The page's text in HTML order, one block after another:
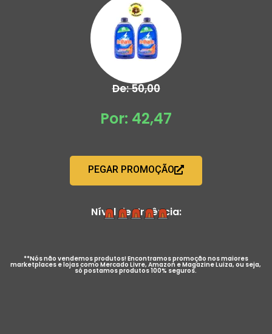
De: 50,00
Por: 42,47
PEGAR PROMOÇÃO
Nível de Urgência:
**Nós não vendemos produtos! Encontramos promoção nos maiores
marketplaces e lojas como Mercado Livre, Amazon e Magazine Luiza, ou seja,
só postamos produtos 100% seguros.